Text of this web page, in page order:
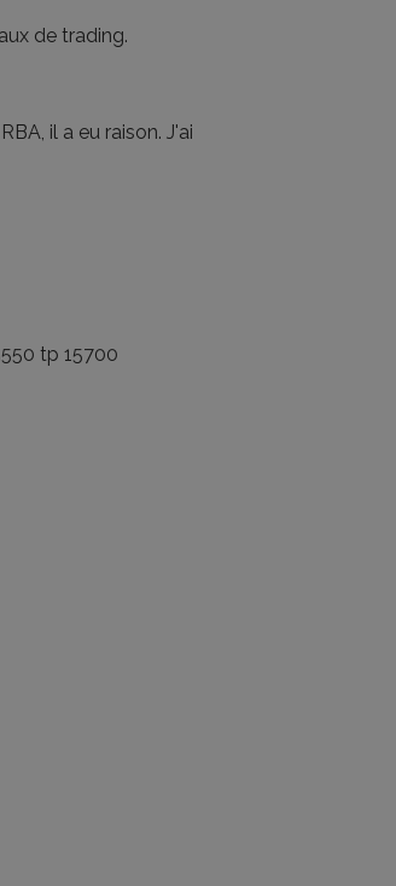
de trading.
il a eu raison. J'ai
tp 15700